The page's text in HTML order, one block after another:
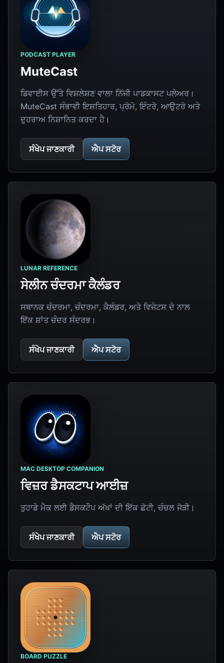
PODCAST PLAYER
MuteCast
ਡਿਵਾਈਸ ਉੱਤੇ ਵਿਸ਼ਲੇਸ਼ਣ ਵਾਲਾ ਨਿੱਜੀ ਪਾਡਕਾਸਟ ਪਲੇਅਰ।
MuteCast ਸੰਭਾਵੀ ਇਸ਼ਤਿਹਾਰ, ਪ੍ਰੋਮੋ, ਇੰਟਰੋ, ਆਉਟਰੋ ਅਤੇ
ਦੁਹਰਾਅ ਨਿਸ਼ਾਨਿਤ ਕਰਦਾ ਹੈ।
ਸੰਖੇਪ ਜਾਣਕਾਰੀ ਐਪ ਸਟੋਰ
LUNAR REFERENCE
ਸੇਲੀਨ ਚੰਦਰਮਾ ਕੈਲੰਡਰ
ਸਥਾਨਕ ਚੰਦਰਮਾ, ਚੰਦਰਮਾ, ਕੈਲੰਡਰ, ਅਤੇ ਵਿਜੇਟਸ ਦੇ ਨਾਲ
ਇੱਕ ਸ਼ਾਂਤ ਚੰਦਰ ਸੰਦਰਭ।
ਸੰਖੇਪ ਜਾਣਕਾਰੀ ਐਪ ਸਟੋਰ
MAC DESKTOP COMPANION
ਵਿਜ਼ਰ ਡੈਸਕਟਾਪ ਆਈਜ਼
ਤੁਹਾਡੇ ਮੈਕ ਲਈ ਡੈਸਕਟੌਪ ਅੱਖਾਂ ਦੀ ਇੱਕ ਛੋਟੀ, ਚੰਚਲ ਜੋੜੀ।
ਸੰਖੇਪ ਜਾਣਕਾਰੀ ਐਪ ਸਟੋਰ
BOARD PUZZLE